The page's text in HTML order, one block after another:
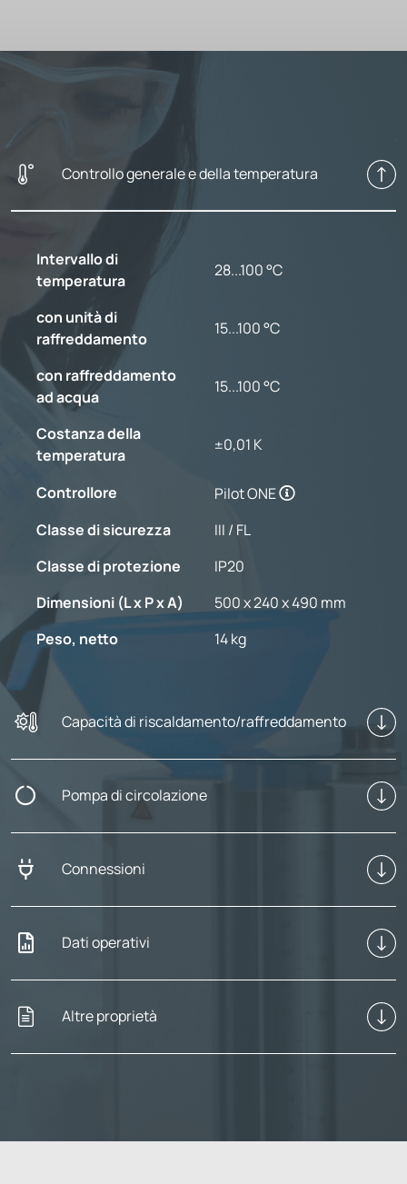
Controllo generale e della temperatura
Intervallo di
temperatura
28...100 °C
con unità di
raffreddamento
15...100 °C
con raffreddamento
ad acqua
15...100 °C
Costanza della
temperatura
±0,01 K
Controllore
Pilot ONE
Classe di sicurezza
III / FL
Classe di protezione
IP20
Dimensioni (L x P x A)
500 x 240 x 490 mm
Peso, netto
14 kg
Capacità di riscaldamento/raffreddamento
Pompa di circolazione
Connessioni
Dati operativi
Altre proprietà